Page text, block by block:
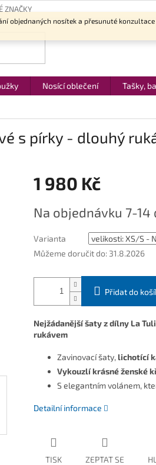
objednaných nosítek a přesunuté
ZNAČKY
Nosící oblečení Tašky,
s pírky - dlouhý
1 980 Kč
cena:
Na objednávku 7-14
Varianta
Můžeme doručit do: 31.8.2026
Přidat do
Nejžádanější šaty z dílny La
rukávem
Zavinovací šaty,lichotící
Vykouzlí krásné ženské
S elegantním volánem,
Detailní informace
TISK ZEPTAT SE